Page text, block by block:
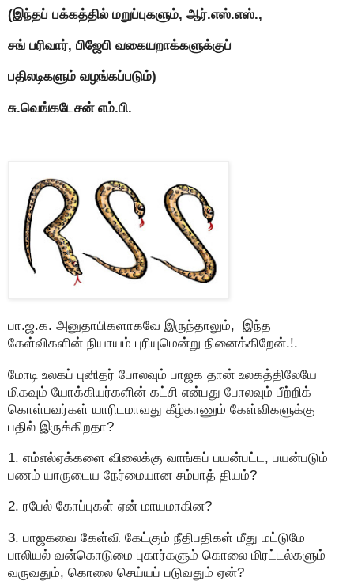
(இந்தப் பக்கத்தில் மறுப்புகளும், ஆர்.எஸ்.எஸ்.,
சங் பரிவார், பிஜேபி வகையறாக்களுக்குப்
பதிலடிகளும் வழங்கப்படும்)
சு.வெங்கடேசன் எம்.பி.
பா.ஜ.க. அனுதாபிகளாகவே இருந்தாலும், இந்த
கேள்விகளின் நியாயம் புரியுமென்று நினைக்கிறேன்.!.
மோடி உலகப் புனிதர் போலவும் பாஜக தான் உலகத்திலேயே
மிகவும் யோக்கியர்களின் கட்சி என்பது போலவும் பீற்றிக்
கொள்பவர்கள் யாரிடமாவது கீழ்காணும் கேள்விகளுக்கு
பதில் இருக்கிறதா?
1. எம்எல்ஏக்களை விலைக்கு வாங்கப் பயன்பட்ட, பயன்படும்
பணம் யாருடைய நேர்மையான சம்பாத் தியம்?
2. ரபேல் கோப்புகள் ஏன் மாயமாகின?
3. பாஜகவை கேள்வி கேட்கும் நீதிபதிகள் மீது மட்டுமே
பாலியல் வன்கொடுமை புகார்களும் கொலை மிரட்டல்களும்
வருவதும், கொலை செய்யப் படுவதும் ஏன்?